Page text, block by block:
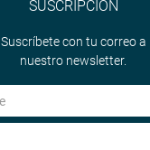
SUSCRIPCIÓN
Suscríbete con tu correo a
nuestro newsletter.